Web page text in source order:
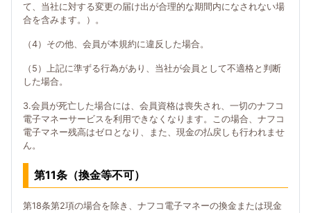
て、当社に対する変更の届け出が合理的な期間内になされない場
合を含みます。）。
（4）その他、会員が本規約に違反した場合。
（5）上記に準ずる行為があり、当社が会員として不適格と判断
した場合。
3.会員が死亡した場合には、会員資格は喪失され、一切のナフコ
電子マネーサービスを利用できなくなります。この場合、ナフコ
電子マネー残高はゼロとなり、また、現金の払戻しも行われませ
ん。
第11条（換金等不可）
第18条第2項の場合を除き、ナフコ電子マネーの換金または現金